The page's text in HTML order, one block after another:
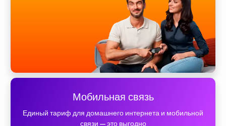
Мобильная связь
Единый тариф для домашнего интернета и мобильной
связи — это выгодно